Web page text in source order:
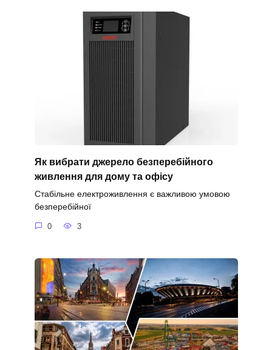
Як вибрати джерело безперебійного
живлення для дому та офісу
Стабільне електроживлення є важливою умовою
безперебійної
0 3